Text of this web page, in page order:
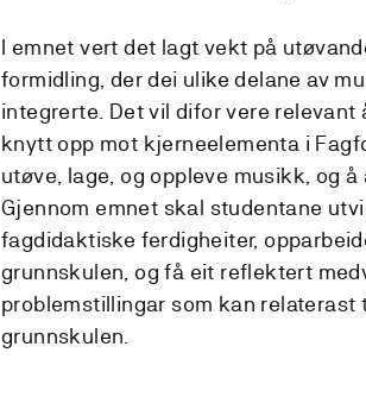
I emnet vert det lagt vekt på
formidling, der dei ulike delane av
integrerte. Det vil difor vere relevant
knytt opp mot kjerneelementa i
utøve, lage, og oppleve musikk, og
Gjennom emnet skal studentane
fagdidaktiske ferdigheiter,
grunnskulen, og få eit reflektert
problemstillingar som kan relaterast
grunnskulen.